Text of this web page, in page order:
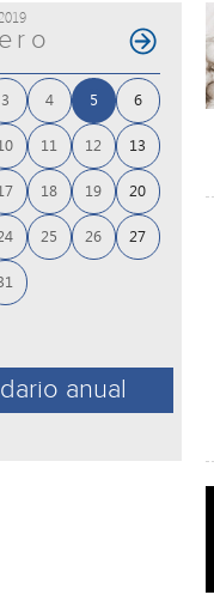
3 4 5 6
11 12 13
18 19 20
25 26 27
anual